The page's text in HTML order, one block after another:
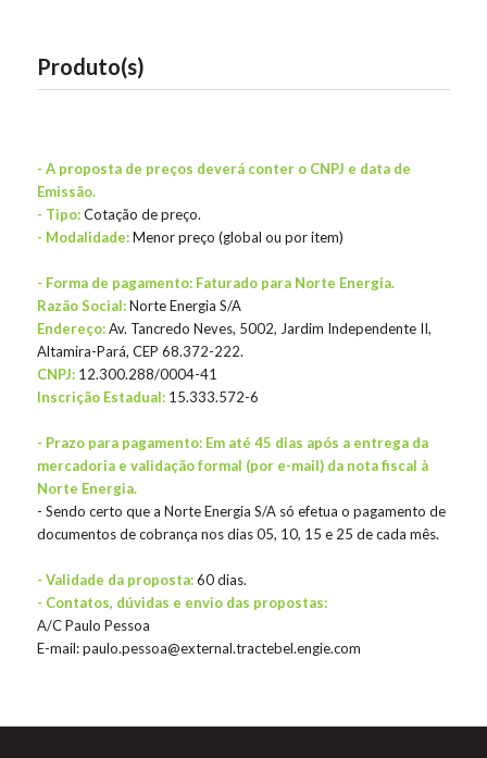
Produto(s)
- A proposta de preços deverá conter o CNPJ e data de
Emissão.
- Tipo:Cotação de preço.
- Modalidade:Menor preço (global ou por item)
- Forma de pagamento: Faturado para Norte Energia.
Razão Social:Norte Energia S/A
Endereço:Av. Tancredo Neves, 5002, Jardim Independente II,
Altamira-Pará, CEP 68.372-222.
CNPJ:12.300.288/0004-41
Inscrição Estadual:15.333.572-6
- Prazo para pagamento: Em até 45 dias após a entrega da
mercadoria e validação formal (por e-mail) da nota fiscal à
Norte Energia.
- Sendo certo que a Norte Energia S/A só efetua o pagamento de
documentos de cobrança nos dias 05, 10, 15 e 25 de cada mês.
- Validade da proposta:60 dias.
- Contatos, dúvidas e envio das propostas:
A/C Paulo Pessoa
E-mail: paulo.pessoa@external.tractebel.engie.com